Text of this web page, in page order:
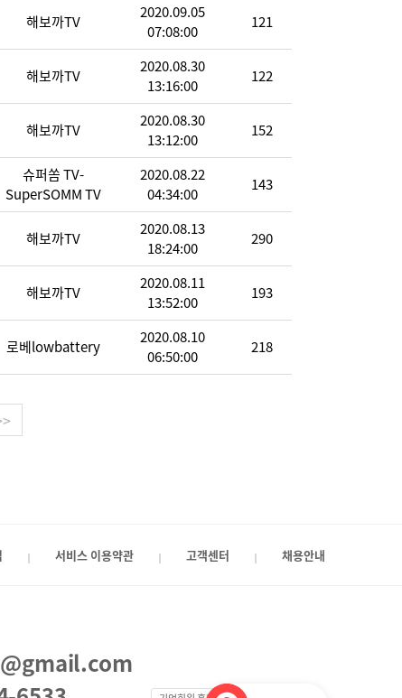
해보까TV
2020.09.05
07:08:00
121
해보까TV
2020.08.30
13:16:00
122
해보까TV
2020.08.30
13:12:00
152
슈퍼쏨 TV-
SuperSOMM TV
2020.08.22
04:34:00
143
해보까TV
2020.08.13
18:24:00
290
해보까TV
2020.08.11
13:52:00
193
로베lowbattery
2020.08.10
06:50:00
218
서비스 이용약관 고객센터 채용안내